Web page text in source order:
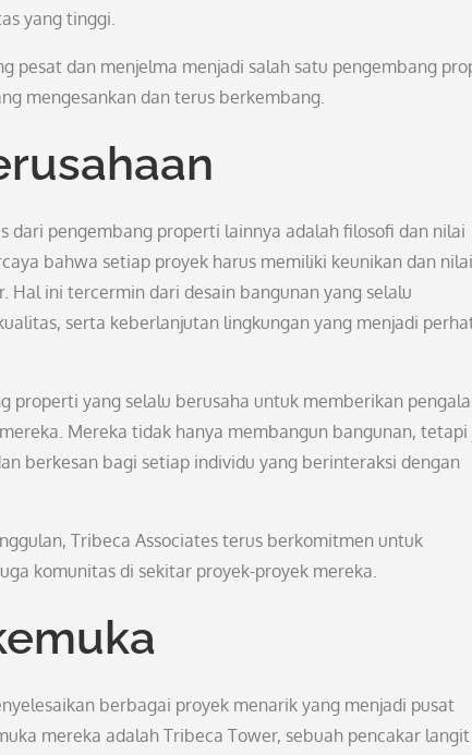
yang tinggi.
pesat dan menjelma menjadi salah satu pengembang
mengesankan dan terus berkembang.
dari pengembang properti lainnya adalah filosofi dan nilai
bahwa setiap proyek harus memiliki keunikan dan nilai
Hal ini tercermin dari desain bangunan yang selalu
serta keberlanjutan lingkungan yang menjadi
properti yang selalu berusaha untuk memberikan
Mereka tidak hanya membangun bangunan, tetapi
berkesan bagi setiap individu yang berinteraksi dengan
Tribeca Associates terus berkomitmen untuk
komunitas di sekitar proyek-proyek mereka.
berbagai proyek menarik yang menjadi pusat
mereka adalah Tribeca Tower, sebuah pencakar langit